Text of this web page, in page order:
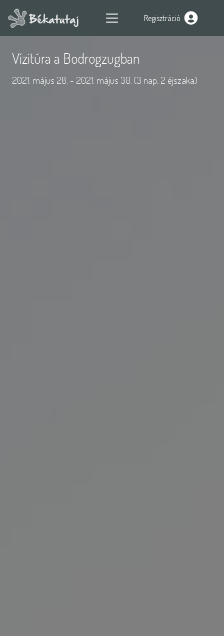
Regisztráció
Vízitúra a Bodrogzugban
2021. május 28. - 2021. május 30. (3 nap, 2 éjszaka)